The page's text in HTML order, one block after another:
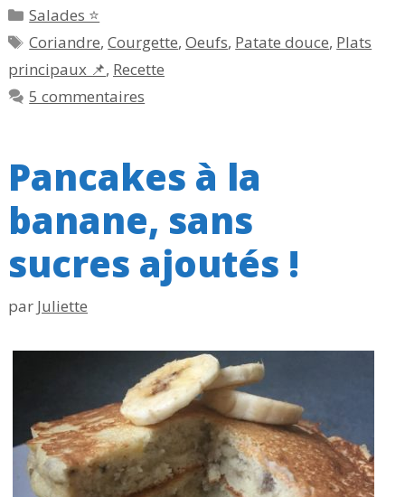
Catégories
Salades ⭐
Étiquettes
Coriandre,Courgette,Oeufs, Patate douce, Plats
principaux 📌, Recette
5 commentaires
Pancakes à la
banane, sans
sucres ajoutés !
par Juliette